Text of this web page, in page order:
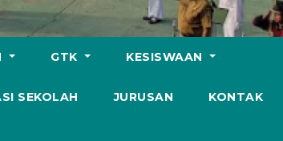
GTK KESISWAAN
SEKOLAH JURUSAN KONTAK